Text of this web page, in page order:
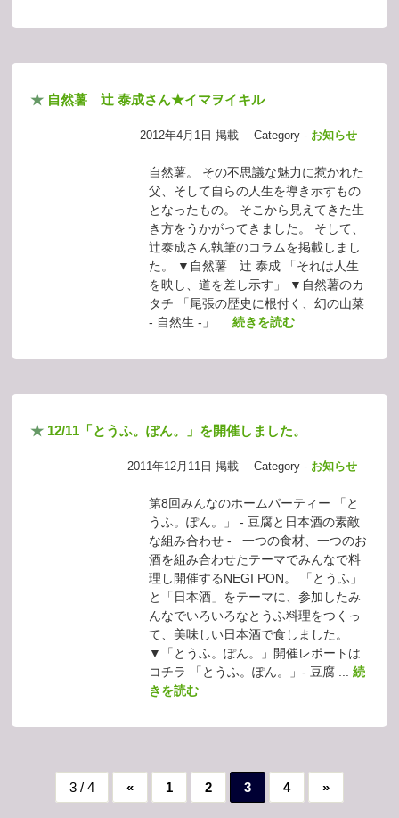
★ 自然薯 辻 泰成さん★イマヲイキル
2012年4月1日 掲載 Category - お知らせ
自然薯。 その不思議な魅力に惹かれた
父、そして自らの人生を導き示すもの
となったもの。 そこから見えてきた生
き方をうかがってきました。 そして、
辻泰成さん執筆のコラムを掲載しまし
た。 ▼自然薯 辻 泰成 「それは人生
を映し、道を差し示す」 ▼自然薯のカ
タチ 「尾張の歴史に根付く、幻の山菜
- 自然生 -」 ...続きを読む
★ 12/11「とうふ。ぽん。」を開催しました。
2011年12月11日 掲載 Category - お知らせ
第8回みんなのホームパーティー 「と
うふ。ぽん。」 - 豆腐と日本酒の素敵
な組み合わせ - 一つの食材、一つのお
酒を組み合わせたテーマでみんなで料
理し開催するNEGI PON。 「とうふ」
と「日本酒」をテーマに、参加したみ
んなでいろいろなとうふ料理をつくっ
て、美味しい日本酒で食しました。
▼「とうふ。ぽん。」開催レポートは
コチラ 「とうふ。ぽん。」- 豆腐 ...続
きを読む
3 / 4 « 1 2 3 4 »